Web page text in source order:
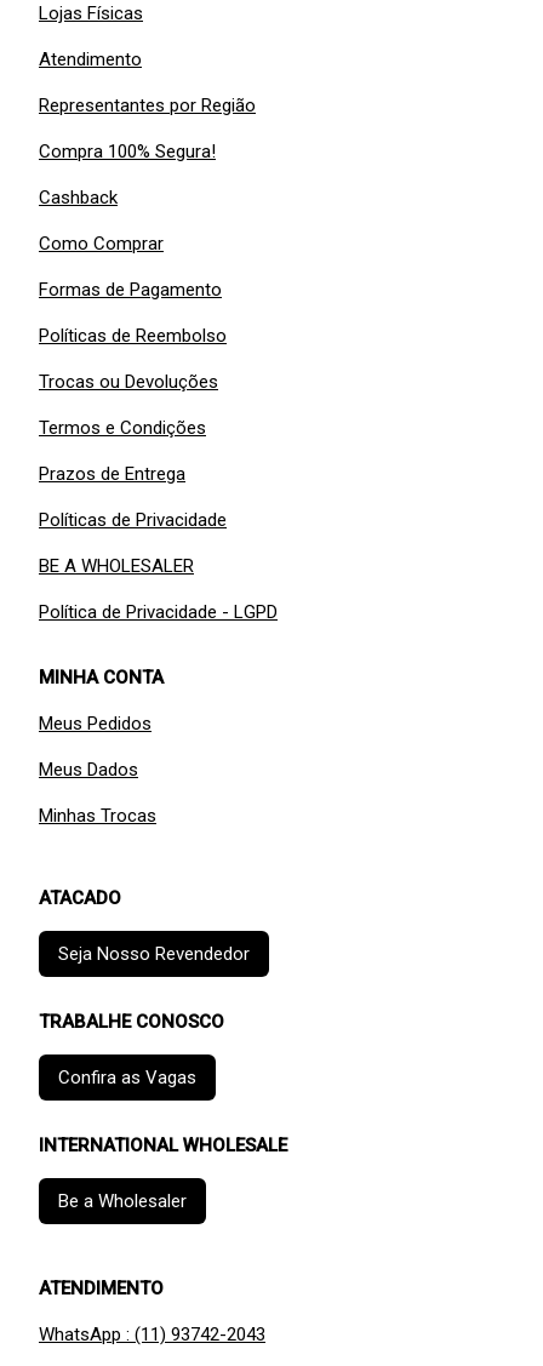
Lojas Físicas
Atendimento
Representantes por Região
Compra 100% Segura!
Cashback
Como Comprar
Formas de Pagamento
Políticas de Reembolso
Trocas ou Devoluções
Termos e Condições
Prazos de Entrega
Políticas de Privacidade
BE A WHOLESALER
Política de Privacidade - LGPD
MINHA CONTA
Meus Pedidos
Meus Dados
Minhas Trocas
ATACADO
Seja Nosso Revendedor
TRABALHE CONOSCO
Confira as Vagas
INTERNATIONAL WHOLESALE
Be a Wholesaler
ATENDIMENTO
WhatsApp : (11) 93742-2043